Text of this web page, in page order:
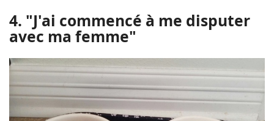
4. "J'ai commencé à me disputer
avec ma femme"